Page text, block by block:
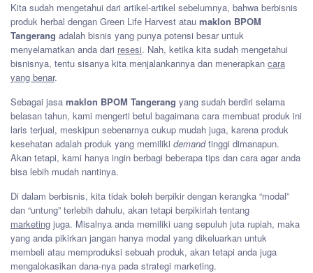
Kita sudah mengetahui dari artikel-artikel sebelumnya, bahwa berbisnis
produk herbal dengan Green Life Harvest atau maklon BPOM
Tangerang adalah bisnis yang punya potensi besar untuk
menyelamatkan anda dari resesi. Nah, ketika kita sudah mengetahui
bisnisnya, tentu sisanya kita menjalankannya dan menerapkan cara
yang benar.
Sebagai jasa maklon BPOM Tangerang yang sudah berdiri selama
belasan tahun, kami mengerti betul bagaimana cara membuat produk ini
laris terjual, meskipun sebenarnya cukup mudah juga, karena produk
kesehatan adalah produk yang memiliki demandtinggi dimanapun.
Akan tetapi, kami hanya ingin berbagi beberapa tips dan cara agar anda
bisa lebih mudah nantinya.
Di dalam berbisnis, kita tidak boleh berpikir dengan kerangka “modal”
dan “untung” terlebih dahulu, akan tetapi berpikirlah tentang
marketing juga. Misalnya anda memiliki uang sepuluh juta rupiah, maka
yang anda pikirkan jangan hanya modal yang dikeluarkan untuk
membeli atau memproduksi sebuah produk, akan tetapi anda juga
mengalokasikan dana-nya pada strategi marketing.